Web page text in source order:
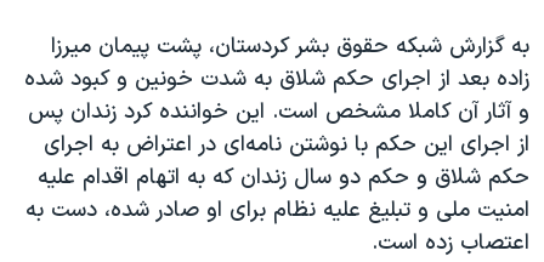
به گزارش شبکه حقوق بشر کردستان، پشت پیمان میرزا
زاده بعد از اجرای حکم شلاق به شدت خونین و کبود شده
و آثار آن کاملا مشخص است. این خواننده کرد زندان پس
از اجرای این حکم با نوشتن نامه‌ای در اعتراض به اجرای
حکم شلاق و حکم دو سال زندان که به اتهام اقدام علیه
امنیت ملی و تبلیغ علیه نظام برای او صادر شده، دست به
اعتصاب زده است.